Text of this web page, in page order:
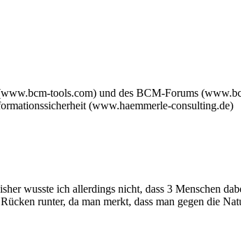
tools.com) und des BCM-Forums
(www.haemmerle-consulting.de)
wusste ich allerdings nicht, dass 3 Menschen
runter, da man merkt, dass man gegen die